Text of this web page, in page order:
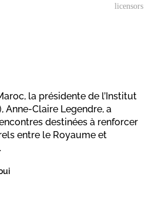
licensors
la présidente de l’Institut
Anne-Claire Legendre, a
destinées à renforcer
entre le Royaume et